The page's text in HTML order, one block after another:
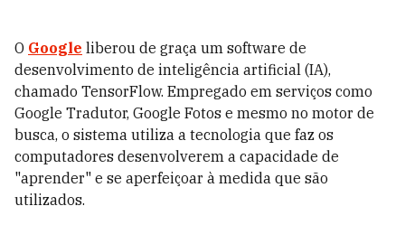
O Google liberou de graça um software de
desenvolvimento de inteligência artificial (IA),
chamado TensorFlow. Empregado em serviços como
Google Tradutor, Google Fotos e mesmo no motor de
busca, o sistema utiliza a tecnologia que faz os
computadores desenvolverem a capacidade de
"aprender" e se aperfeiçoar à medida que são
utilizados.